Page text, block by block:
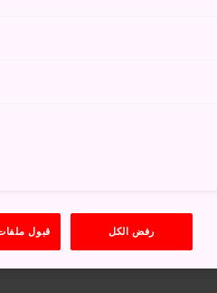
رفض الكل قبول